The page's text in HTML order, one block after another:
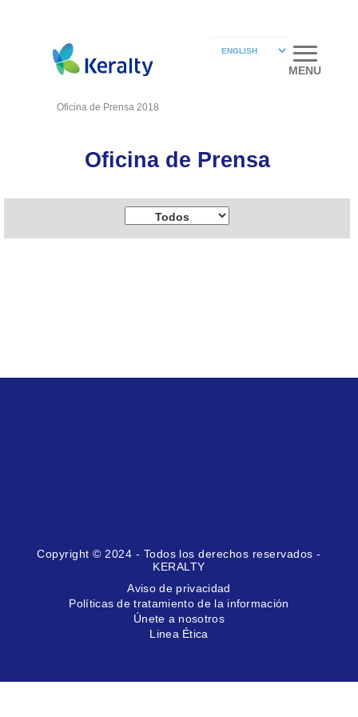
MENU
Oficina de Prensa 2018
Oficina de Prensa
Copyright © 2024 - Todos los derechos reservados -
KERALTY
Aviso de privacidad
Políticas de tratamiento de la información
Únete a nosotros
Linea Ética